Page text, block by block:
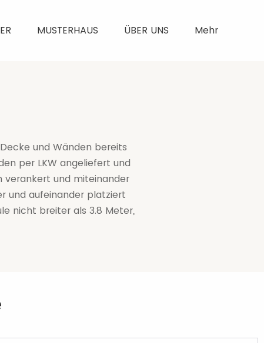
MUSTERHAUS ÜBER UNS Mehr
und Wänden bereits
per LKW angeliefert und
verankert und miteinander
und aufeinander platziert
nicht breiter als 3.8 Meter,